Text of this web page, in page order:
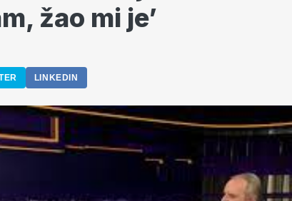
žao mi je’
LINKEDIN